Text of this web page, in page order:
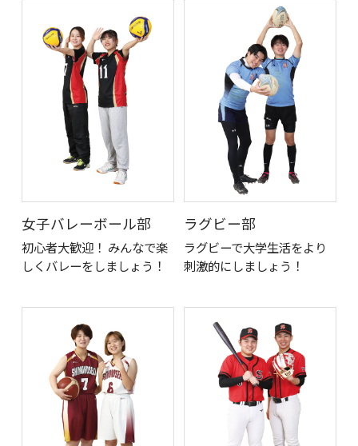
女子バレーボール部
初心者大歓迎！ みんなで楽
しくバレーをしましょう！
ラグビー部
ラグビーで大学生活をより
刺激的にしましょう！